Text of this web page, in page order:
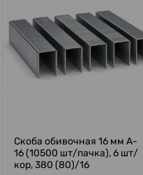
Скоба обивочная 16 мм A-
16 (10500 шт/пачка), 6 шт/
кор, 380 (80)/16